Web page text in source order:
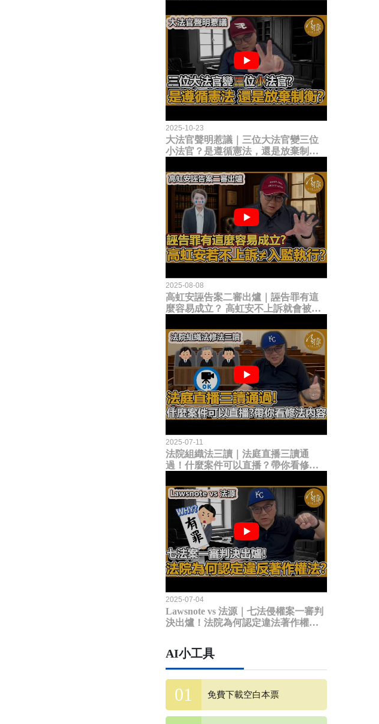
2025-10-23
大法官聲明惹議｜三位大法官變三位
小法官？是遵循憲法，還是放棄制衡
2025-08-08
高虹安誣告案二審出爐｜誣告罪有這
麼容易成立？ 高虹安不上訴就會被
2025-07-11
法院組織法三讀｜法庭直播三讀通
過！什麼案件可以直播？帶你看修法
2025-07-04
Lawsnote vs 法源｜七法侵權案一審判
決出爐！法院為何認定違法著作權
AI小工具
免費下載空白本票